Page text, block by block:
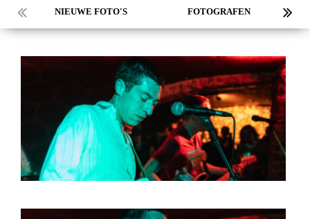
NIEUWE FOTO'S FOTOGRAFEN
MARC DE KROSSE
MISCHA VEENEMA
JEROEN DEKKER
BOB DE VRIES
RICHARD POSTMA
SASKIA LUDDEN
ANNA HIEP
MARTSEN HUT